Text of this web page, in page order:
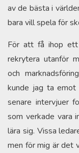
av de bästa i
bara vill spela för
För att få ihop
rekrytera utanför
och
kunde jag ta emot
senare intervjuer
som verkade vara
lära sig. Vissa
men för mig är det